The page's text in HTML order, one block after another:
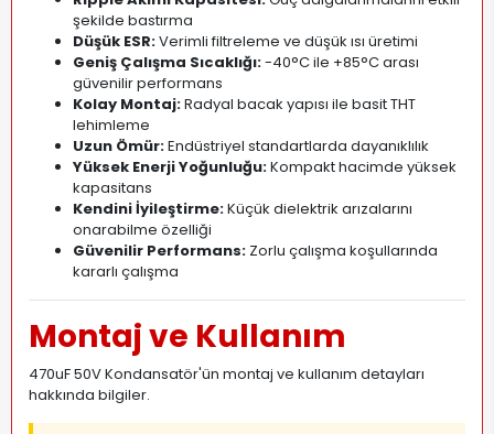
şekilde bastırma
Düşük ESR:Verimli filtreleme ve düşük ısı üretimi
Geniş Çalışma Sıcaklığı:-40°C ile +85°C arası
güvenilir performans
Kolay Montaj:Radyal bacak yapısı ile basit THT
lehimleme
Uzun Ömür:Endüstriyel standartlarda dayanıklılık
Yüksek Enerji Yoğunluğu:Kompakt hacimde yüksek
kapasitans
Kendini İyileştirme:Küçük dielektrik arızalarını
onarabilme özelliği
Güvenilir Performans: Zorlu çalışma koşullarında
kararlı çalışma
Montaj ve Kullanım
470uF 50V Kondansatör'ün montaj ve kullanım detayları
hakkında bilgiler.